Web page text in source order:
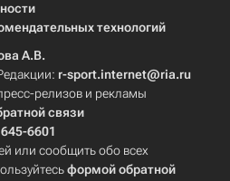
технологий
А.В.
r-sport.internet@ria.ru
релизов и рекламы
связи
6601
или сообщить обо всех
формой обратной